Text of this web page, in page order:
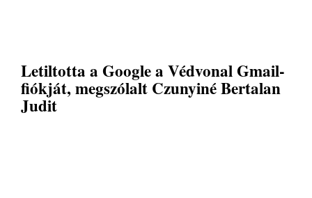
Letiltotta a Google a Védvonal Gmail-
fiókját, megszólalt Czunyiné Bertalan
Judit